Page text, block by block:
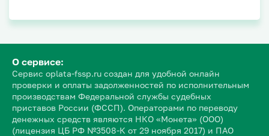
О сервисе:
Сервис oplata-fssp.ru создан для удобной онлайн
проверки и оплаты задолженностей по исполнительным
производствам Федеральной службы судебных
приставов России (ФССП). Операторами по переводу
денежных средств являются НКО «Монета» (ООО)
(лицензия ЦБ РФ №3508-К от 29 ноября 2017) и ПАО